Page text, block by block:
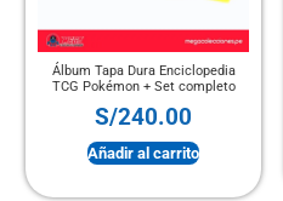
Álbum Tapa Dura Enciclopedia
TCG Pokémon + Set completo
S/240.00
Añadir al carrito